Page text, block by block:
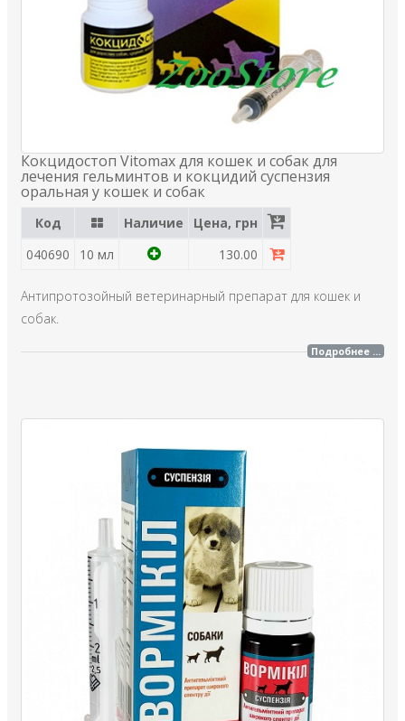
Кокцидостоп Vitomax для кошек и собак для
лечения гельминтов и кокцидий суспензия
оральная у кошек и собак
Код Наличие
Цена, грн
040690
10 мл 130.00
Антипротозойный ветеринарный препарат для кошек и
собак.
Подробнее ...